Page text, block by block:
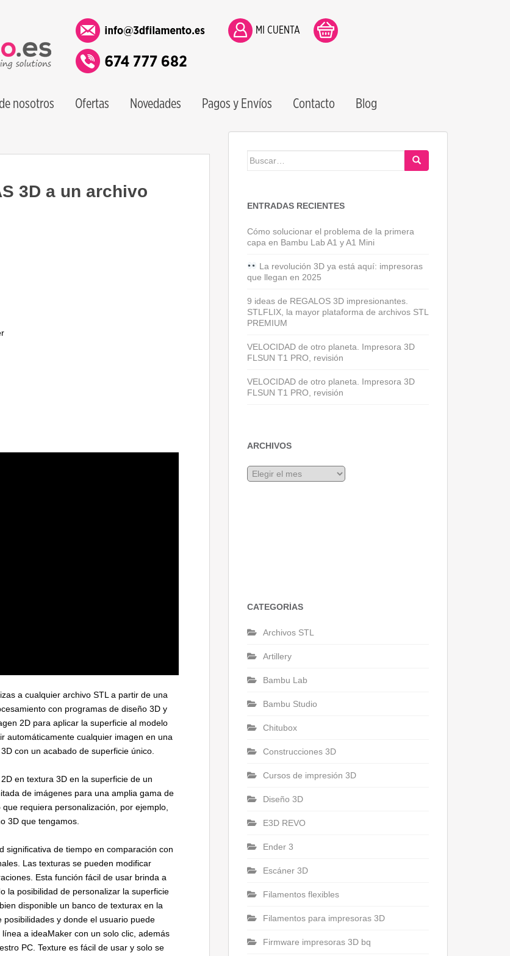
MI CUENTA
nosotros Ofertas Novedades Pagos y Envíos Contacto Blog
3D a un archivo
a cualquier archivo STL a partir de una
con programas de diseño 3D y
2D para aplicar la superficie al modelo
automáticamente cualquier imagen en una
con un acabado de superficie único.
en textura 3D en la superficie de un
de imágenes para una amplia gama de
requiera personalización, por ejemplo,
3D que tengamos.
significativa de tiempo en comparación con
Las texturas se pueden modificar
Esta función fácil de usar brinda a
la posibilidad de personalizar la superficie
disponible un banco de texturax en la
y donde el usuario puede
a ideaMaker con un solo clic, además
PC. Texture es fácil de usar y solo se
Buscar:
ENTRADAS RECIENTES
Cómo solucionar el problema de la primera
capa en Bambu Lab A1 y A1 Mini
La revolución 3D ya está aquí: impresoras
que llegan en 2025
9 ideas de REGALOS 3D impresionantes.
STLFLIX, la mayor plataforma de archivos STL
PREMIUM
VELOCIDAD de otro planeta. Impresora 3D
FLSUN T1 PRO, revisión
VELOCIDAD de otro planeta. Impresora 3D
FLSUN T1 PRO, revisión
ARCHIVOS
Archivos
CATEGORÍAS
Archivos STL
Artillery
Bambu Lab
Bambu Studio
Chitubox
Construcciones 3D
Cursos de impresión 3D
Diseño 3D
E3D REVO
Ender 3
Escáner 3D
Filamentos flexibles
Filamentos para impresoras 3D
Firmware impresoras 3D bq